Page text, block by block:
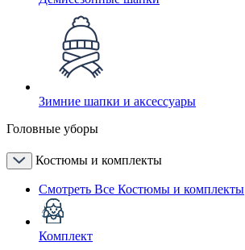
Зимние шапки и аксессуары
Головные уборы
Костюмы и комплекты
Смотреть Все Костюмы и комплекты
Комплект